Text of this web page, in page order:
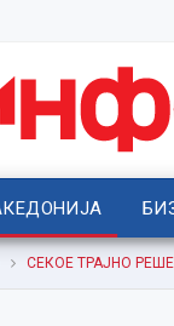
СЕКОЕ ТРАЈНО